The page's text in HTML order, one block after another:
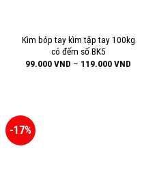
Kìm bóp tay kìm tập tay 100kg
có đếm số BK5
99.000VND – 119.000VND
-17%